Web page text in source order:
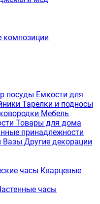
композиции
посуды Емкости для
Тарелки и подносы
Мебель
Товары для дома
принадлежности
Вазы Другие декорации
часы Кварцевые
часы